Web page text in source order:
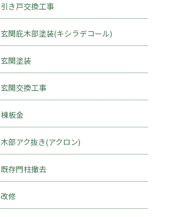
引き戸交換工事
玄関庇木部塗装(キシラデコール)
玄関塗装
玄関交換工事
棟板金
木部アク抜き(アクロン)
既存門柱撤去
改修